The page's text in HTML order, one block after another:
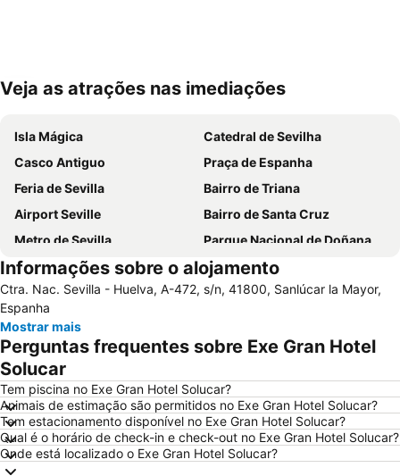
Ampliar mapa
Veja as atrações nas imediações
Isla Mágica
Catedral de Sevilha
Casco Antiguo
Praça de Espanha
Feria de Sevilla
Bairro de Triana
Airport Seville
Bairro de Santa Cruz
Metro de Sevilla
Parque Nacional de Doñana
Doñana National Park
Plaza de Armas
Los Remedios
Estación de Autobuses Plaza de Armas
Nervión
Metro Centro
Plaza de Armas
Praça de touros Maestranza
Centro de las Artes de Sevilla
Macarena Tres Huertas
Estación de Santa Justa
Benito Villamarín Stadium
Triana Oeste
Aeropuerto Viejo
Informações sobre o alojamento
Ctra. Nac. Sevilla - Huelva, A-472, s/n, 41800, Sanlúcar la Mayor,
Espanha
Mostrar mais
Perguntas frequentes sobre Exe Gran Hotel
Solucar
Tem piscina no Exe Gran Hotel Solucar?
Animais de estimação são permitidos no Exe Gran Hotel Solucar?
Tem estacionamento disponível no Exe Gran Hotel Solucar?
Qual é o horário de check-in e check-out no Exe Gran Hotel Solucar?
Onde está localizado o Exe Gran Hotel Solucar?